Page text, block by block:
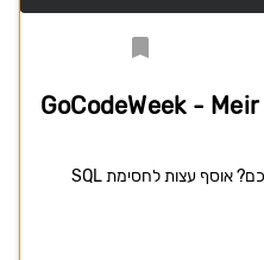
GoCodeWeek -
הגנתם כבר על הקוד שלכם? אוסף עצות לחסימת SQL